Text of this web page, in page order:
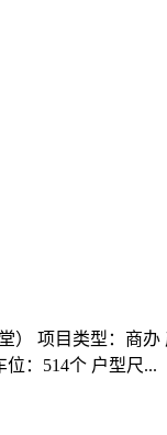
项目类型：商
：514个 户型尺...